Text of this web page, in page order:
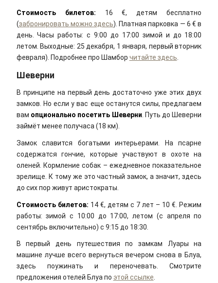
Стоимость билетов: 16 €, детям бесплатно
(забронировать можно здесь). Платная парковка — 6 € в
день. Часы работы: с 9:00 до 17:00 зимой и до 18:00
летом. Выходные: 25 декабря, 1 января, первый вторник
февраля). Подробнее про Шамбор читайте здесь
Шеверни
В принципе на первый день достаточно уже этих двух
замков. Но если у вас еще останутся силы, предлагаем
вам опционально посетить Шеверни . Путь до Шеверни
займёт менее получаса (18 км).
Замок славится богатыми интерьерами. На псарне
содержатся гончие, которые участвуют в охоте на
оленей. Кормление собак – ежедневное показательное
зрелище. К тому же это частный замок, а значит, здесь
до сих пор живут аристократы.
Стоимость билетов: 14 €, детям с 7 лет – 10 €. Режим
работы: зимой с 10:00 до 17:00, летом (с апреля по
сентябрь включительно) с 9:15 до 18:30.
В первый день путешествия по замкам Луары на
машине лучше всего вернуться вечером снова в Блуа,
здесь поужинать и переночевать. Смотрите
предложения отелей Блуа по этой ссылке.